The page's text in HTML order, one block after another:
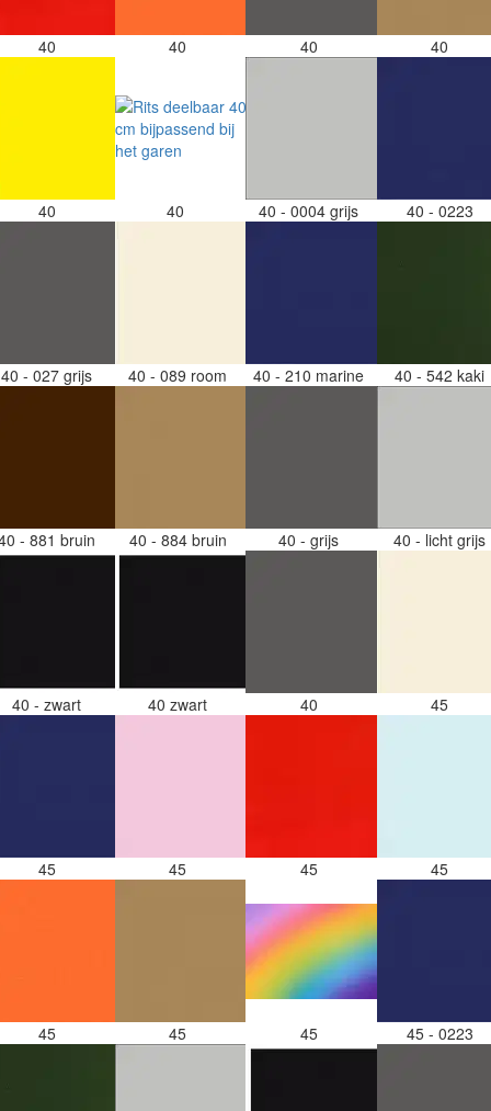
40 40 40 40
40 40 40 - 0004 grijs 40 - 0223
40 - 027 grijs 40 - 089 room 40 - 210 marine 40 - 542 kaki
- 881 bruin 40 - 884 bruin 40 - grijs 40 - licht grijs
40 - zwart 40 zwart 40 45
45 45 45 45
45 45 45 45 - 0223